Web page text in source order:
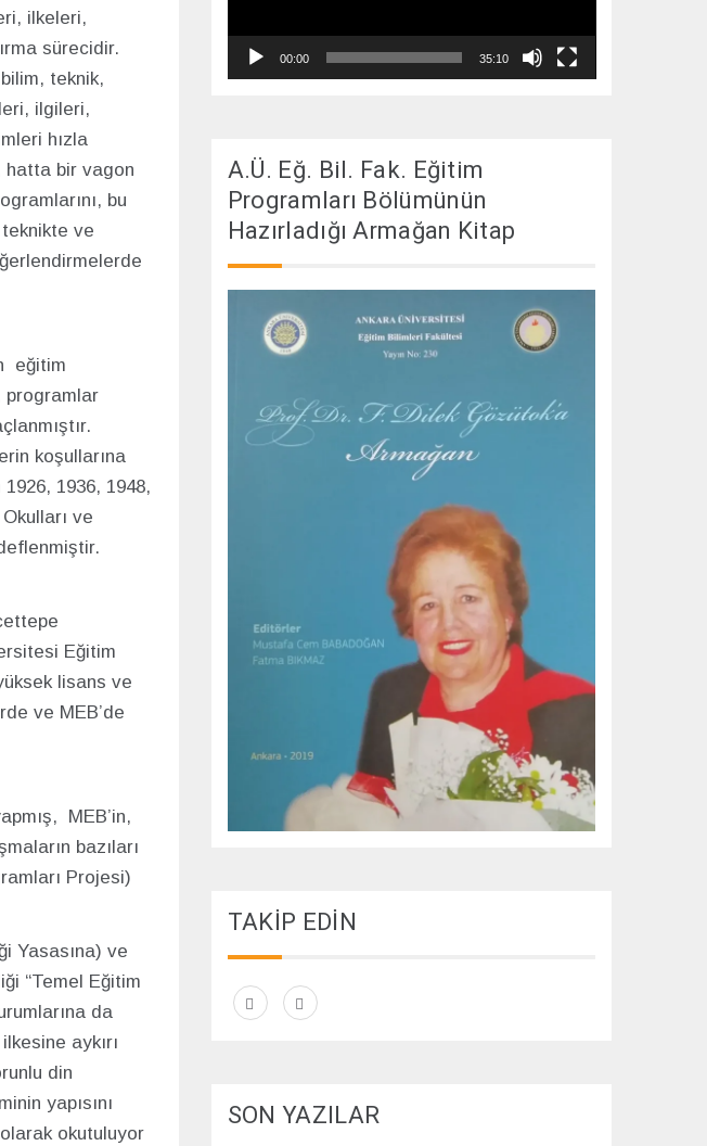
ilkeleri,
sürecidir.
teknik,
ilgileri,
hızla
hatta bir vagon
bu
teknikte ve
eğitim
programlar
koşullarına
1936, 1948,
ve
Eğitim
lisans ve
ve MEB’de
MEB’in,
bazıları
Projesi)
Yasasına) ve
“Temel Eğitim
da
aykırı
din
yapısını
okutuluyor
00:00 35:10
A.Ü. Eğ. Bil. Fak. Eğitim
Programları Bölümünün
Hazırladığı Armağan Kitap
TAKİP EDİN
SON YAZILAR